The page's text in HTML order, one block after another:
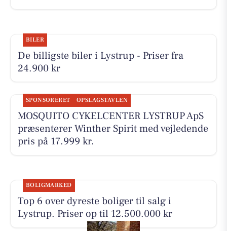
BILER
De billigste biler i Lystrup - Priser fra
24.900 kr
SPONSORERET OPSLAGSTAVLEN
MOSQUITO CYKELCENTER LYSTRUP ApS
præsenterer Winther Spirit med vejledende
pris på 17.999 kr.
BOLIGMARKED
Top 6 over dyreste boliger til salg i
Lystrup. Priser op til 12.500.000 kr